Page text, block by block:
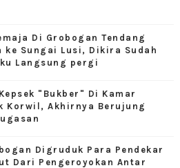
Di Grobogan Tendang
ke Sungai Lusi, Dikira Sudah
Langsung pergi
"Bukber" Di Kamar
Korwil, Akhirnya Berujung
Digruduk Para Pendekar
Dari Pengeroyokan Antar